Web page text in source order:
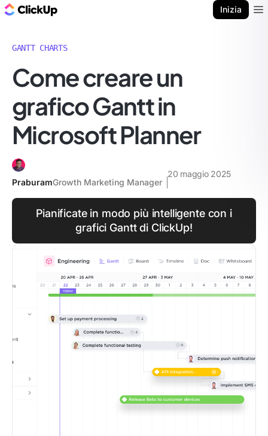
Inizia
GANTT CHARTS
Come creare un
grafico Gantt in
Microsoft Planner
PraburamGrowth Marketing Manager
20 maggio 2025
Pianificate in modo più intelligente con i
grafici Gantt di ClickUp!